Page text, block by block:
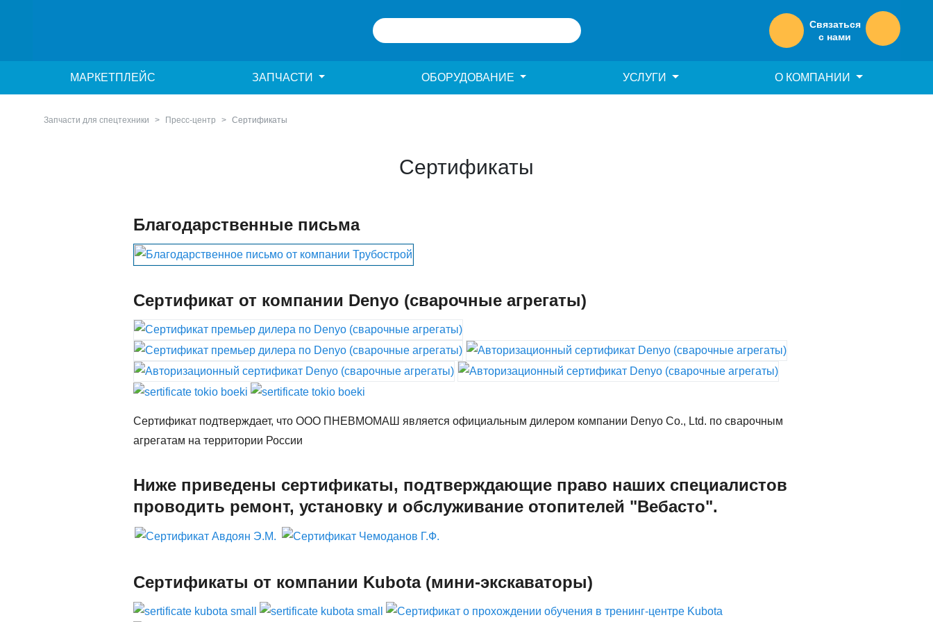
Связаться
с нами
МАРКЕТПЛЕЙС ЗАПЧАСТИ ОБОРУДОВАНИЕ УСЛУГИ О КОМПАНИИ
Запчасти для спецтехники Пресс-центр Сертификаты
Сертификаты
Благодарственные письма
Сертификат от компании Denyo (сварочные агрегаты)
Сертификат подтверждает, что ООО ПНЕВМОМАШ является официальным дилером компании Denyo Co., Ltd. по сварочным
агрегатам на территории России
Ниже приведены сертификаты, подтверждающие право наших специалистов
проводить ремонт, установку и обслуживание отопителей "Вебасто".
Сертификаты от компании Kubota (мини-экскаваторы)